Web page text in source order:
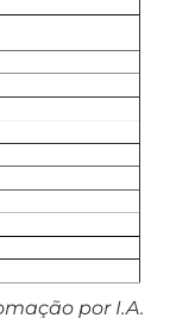
por I.A.